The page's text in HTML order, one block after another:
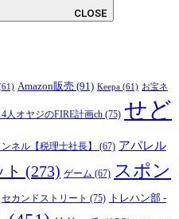
CLOSE
Amazon販売 (91) Keepa (61) お宝ネ
人オヤジのFIRE計画ch (75) せど
ネル【税理士社長】 (67) アパレル
(273) ゲーム (67) スポン
セカンドストリート (75) トレハン部 -